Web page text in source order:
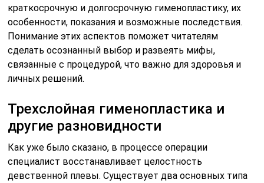
краткосрочную и долгосрочную гименопластику, их
особенности, показания и возможные последствия.
Понимание этих аспектов поможет читателям
сделать осознанный выбор и развеять мифы,
связанные с процедурой, что важно для здоровья и
личных решений.
Трехслойная гименопластика и
другие разновидности
Как уже было сказано, в процессе операции
специалист восстанавливает целостность
девственной плевы. Существует два основных типа